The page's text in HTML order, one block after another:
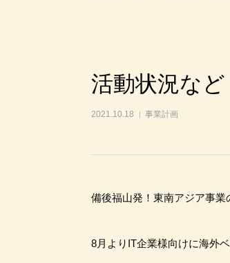
活動状況など
2021.10.18 事業計画
備後福山発！東南アジア事業
8月よりIT企業様向けに海外